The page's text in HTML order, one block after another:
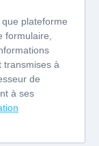
plateforme
formulaire,
transmises à
de
à ses